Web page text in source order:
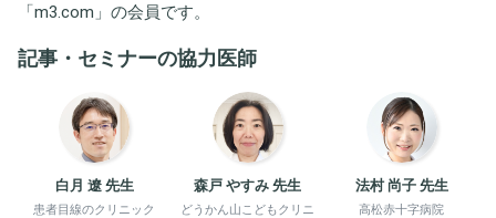
「m3.com 」の会員です。
記事・セミナーの協力医師
白月 遼 先生
患者目線のクリニック
森戸 やすみ 先生
どうかん山こどもクリニ
法村 尚子 先生
高松赤十字病院